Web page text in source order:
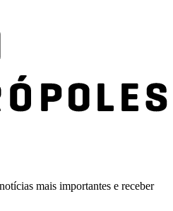
mais importantes e receber